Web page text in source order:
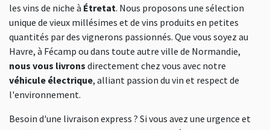
les vins de niche à Étretat. Nous proposons une sélection
unique de vieux millésimes et de vins produits en petites
quantités par des vignerons passionnés. Que vous soyez au
Havre, à Fécamp ou dans toute autre ville de Normandie,
nous vous livrons directement chez vous avec notre
véhicule électrique, alliant passion du vin et respect de
l'environnement.
Besoin d'une livraison express ? Si vous avez une urgence et